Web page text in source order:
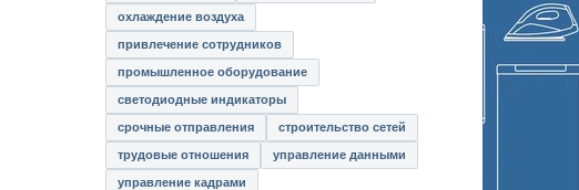
охлаждение воздуха
привлечение сотрудников
промышленное оборудование
светодиодные индикаторы
срочные отправления строительство сетей
трудовые отношения управление данными
управление кадрами